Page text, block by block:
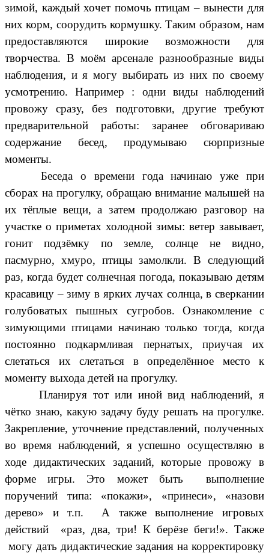
зимой, каждый хочет помочь птицам – вынести для
них корм, соорудить кормушку. Таким образом, нам
предоставляются широкие возможности для
творчества. В моём арсенале разнообразные виды
наблюдения, и я могу выбирать из них по своему
усмотрению. Например : одни виды наблюдений
провожу сразу, без подготовки, другие требуют
предварительной работы: заранее обговариваю
содержание бесед, продумываю сюрпризные
моменты.
Беседа о времени года начинаю уже при
сборах на прогулку, обращаю внимание малышей на
их тёплые вещи, а затем продолжаю разговор на
участке о приметах холодной зимы: ветер завывает,
гонит подзёмку по земле, солнце не видно,
пасмурно, хмуро, птицы замолкли. В следующий
раз, когда будет солнечная погода, показываю детям
красавицу – зиму в ярких лучах солнца, в сверкании
голубоватых пышных сугробов. Ознакомление с
зимующими птицами начинаю только тогда, когда
постоянно подкармливая пернатых, приучая их
слетаться их слетаться в определённое место к
моменту выхода детей на прогулку.
Планируя тот или иной вид наблюдений, я
чётко знаю, какую задачу буду решать на прогулке.
Закрепление, уточнение представлений, полученных
во время наблюдений, я успешно осуществляю в
ходе дидактических заданий, которые провожу в
форме игры. Это может быть выполнение
поручений типа: «покажи», «принеси», «назови
дерево» и т.п. А также выполнение игровых
действий «раз, два, три! К берёзе беги!». Также
могу дать дидактические задания на корректировку